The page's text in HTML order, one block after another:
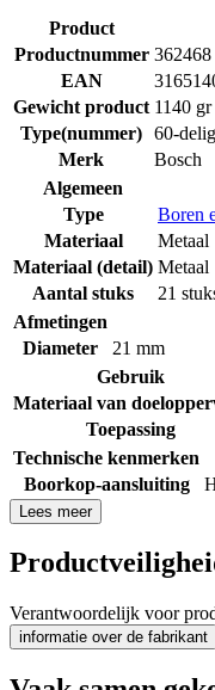
Product
Productnummer 362468
EAN
Gewicht product 1140 gr
Type(nummer) 60-
Merk
Bosch
Algemeen
Type
Boren
Materiaal
Metaal
Materiaal (detail) Metaal
Aantal stuks
21
Afmetingen
Diameter
21 mm
Gebruik
Materiaal van
Toepassing
Technische kenmerken
Boorkop-aansluiting
Lees meer
Verantwoordelijk voor
informatie over de fabrikant